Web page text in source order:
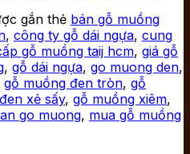
gắn thẻ bán gỗ muồng
, công ty gỗ dái ngựa, cung
gỗ muồng taij hcm, giá gỗ
, gỗ dái ngựa, go muong den,
gỗ muồng đen tròn, gỗ
xẻ sấy, gỗ muồng xiêm,
go muong, mua gỗ muồng